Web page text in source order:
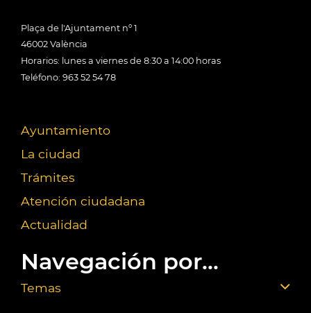
Plaça de l'Ajuntament nº 1
46002 València
Horarios: lunes a viernes de 8:30 a 14:00 horas
Teléfono: 963 52 54 78
Ayuntamiento
La ciudad
Trámites
Atención ciudadana
Actualidad
Navegación por...
Temas